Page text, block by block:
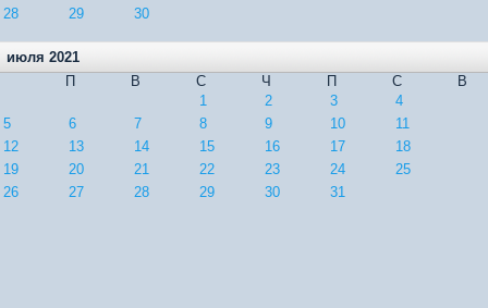
28
29 30
июля 2021
П
В С Ч П С
В
1
2 3
4
5
6 7 8 9 10
11
12
13 14 15 16 17
18
19
20 21 22 23 24
25
26
27 28 29 30 31